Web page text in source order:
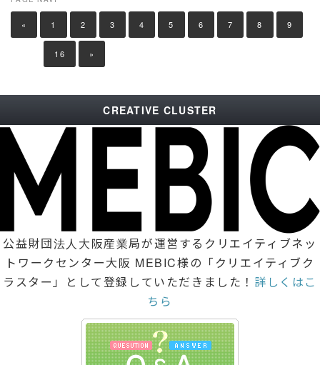
« 1 2 3 4 5 6 7 8 9
16 »
CREATIVE CLUSTER
公益財団法人大阪産業局が運営するクリエイティブネッ
トワークセンター大阪 MEBIC様の「クリエイティブク
ラスター」として登録していただきました！ 詳しくはこ
ちら